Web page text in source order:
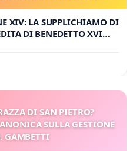
XIV: LA SUPPLICHIAMO DI
DI BENEDETTO XVI
PROCESSO
DI SAN PIETRO?
SULLA GESTIONE
GAMBETTI